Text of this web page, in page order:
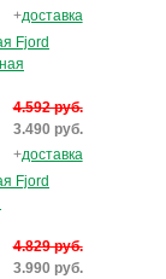
+доставка
Fjord
4.592 руб.
3.490 руб.
+доставка
Fjord
4.829 руб.
3.990 руб.